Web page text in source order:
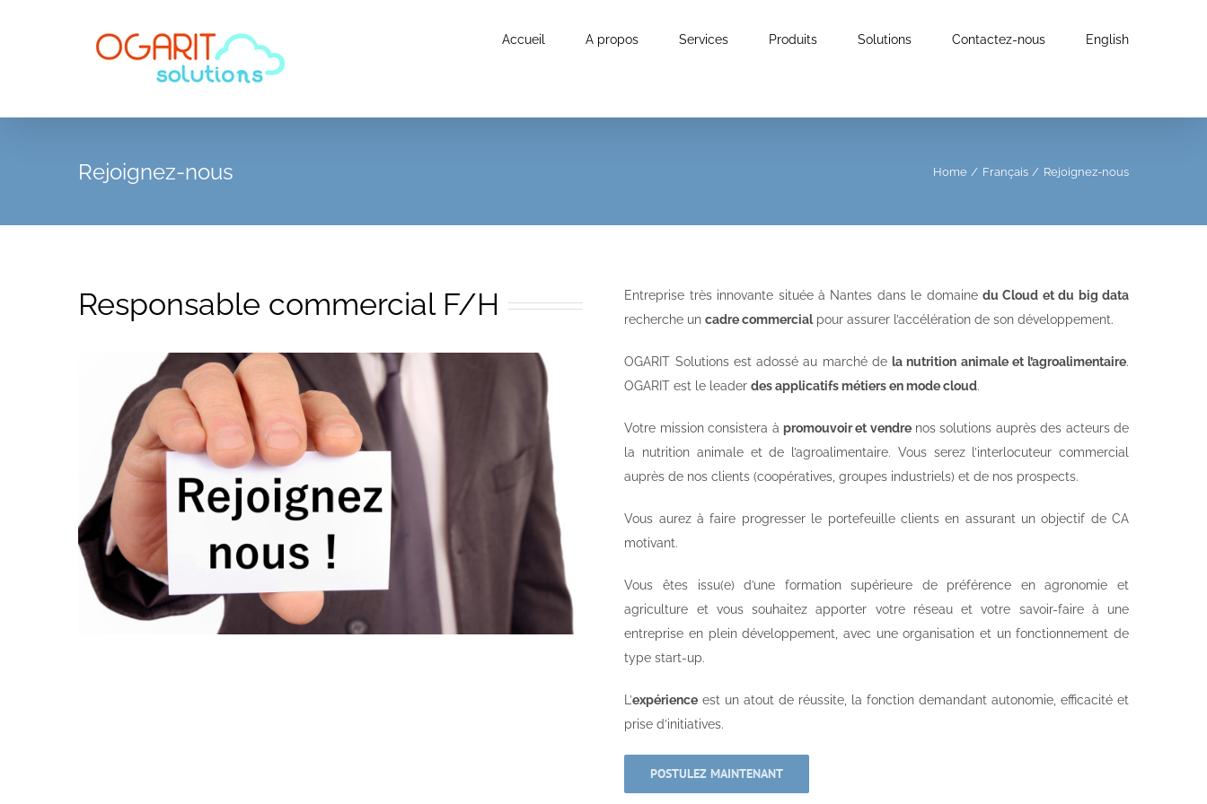
Accueil A propos Services Produits Solutions Contactez-nous English
Rejoignez-nous Home Français Rejoignez-nous
Responsable commercial F/H Entreprise très innovante située à Nantes dans le domaine du Cloud et du big data
recherche uncadre commercialpour assurer l’accélération de son développement.
OGARIT Solutions est adossé au marché de la nutrition animale et l’agroalimentaire.
OGARIT est le leaderdes applicatifs métiers en mode cloud.
Votre mission consistera à promouvoir et vendrenos solutions auprès des acteurs de
la nutrition animale et de l’agroalimentaire. Vous serez l’interlocuteur commercial
auprès de nos clients (coopératives, groupes industriels) et de nos prospects.
Vous aurez à faire progresser le portefeuille clients en assurant un objectif de CA
motivant.
Vous êtes issu(e) d’une formation supérieure de préférence en agronomie et
agriculture et vous souhaitez apporter votre réseau et votre savoir-faire à une
entreprise en plein développement, avec une organisation et un fonctionnement de
type start-up.
L’expérience est un atout de réussite, la fonction demandant autonomie, efficacité et
prise d’initiatives.
POSTULEZ MAINTENANT